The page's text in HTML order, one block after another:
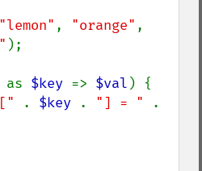
"lemon" , "orange"
as $key => $val ) {
. $key . "] = "